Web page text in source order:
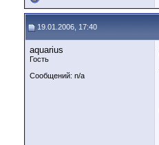
19.01.2006, 17:40
aquarius
Гость
Сообщений: n/a